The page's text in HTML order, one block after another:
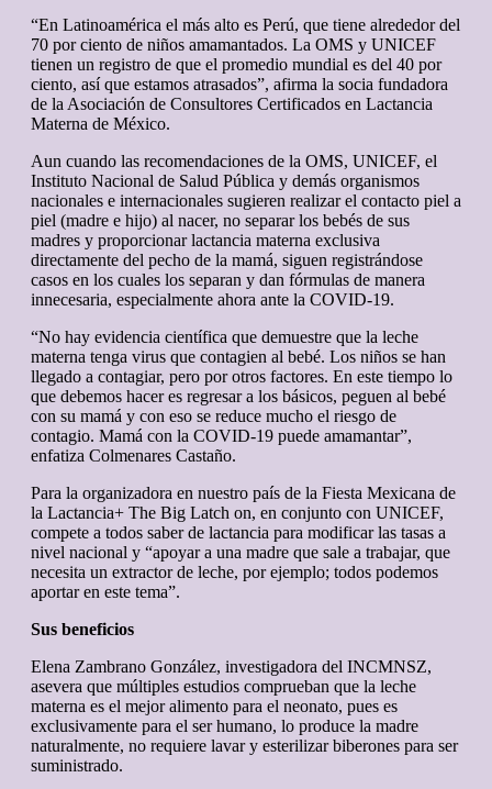
“En Latinoamérica el más alto es Perú, que tiene alrededor del
70 por ciento de niños amamantados. La OMS y UNICEF
tienen un registro de que el promedio mundial es del 40 por
ciento, así que estamos atrasados”, afirma la socia fundadora
de la Asociación de Consultores Certificados en Lactancia
Materna de México.
Aun cuando las recomendaciones de la OMS, UNICEF, el
Instituto Nacional de Salud Pública y demás organismos
nacionales e internacionales sugieren realizar el contacto piel a
piel (madre e hijo) al nacer, no separar los bebés de sus
madres y proporcionar lactancia materna exclusiva
directamente del pecho de la mamá, siguen registrándose
casos en los cuales los separan y dan fórmulas de manera
innecesaria, especialmente ahora ante la COVID-19.
“No hay evidencia científica que demuestre que la leche
materna tenga virus que contagien al bebé. Los niños se han
llegado a contagiar, pero por otros factores. En este tiempo lo
que debemos hacer es regresar a los básicos, peguen al bebé
con su mamá y con eso se reduce mucho el riesgo de
contagio. Mamá con la COVID-19 puede amamantar”,
enfatiza Colmenares Castaño.
Para la organizadora en nuestro país de la Fiesta Mexicana de
la Lactancia+ The Big Latch on, en conjunto con UNICEF,
compete a todos saber de lactancia para modificar las tasas a
nivel nacional y “apoyar a una madre que sale a trabajar, que
necesita un extractor de leche, por ejemplo; todos podemos
aportar en este tema”.
Sus beneficios
Elena Zambrano González, investigadora del INCMNSZ,
asevera que múltiples estudios comprueban que la leche
materna es el mejor alimento para el neonato, pues es
exclusivamente para el ser humano, lo produce la madre
naturalmente, no requiere lavar y esterilizar biberones para ser
suministrado.